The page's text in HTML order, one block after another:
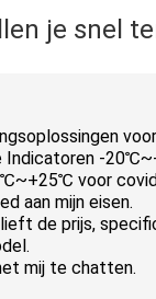
je snel
Band
voor levering van
van bevroren voedsel,
van roomijs is
elke
de pakken
snel geïdentificeerd en
gecontroleerd.